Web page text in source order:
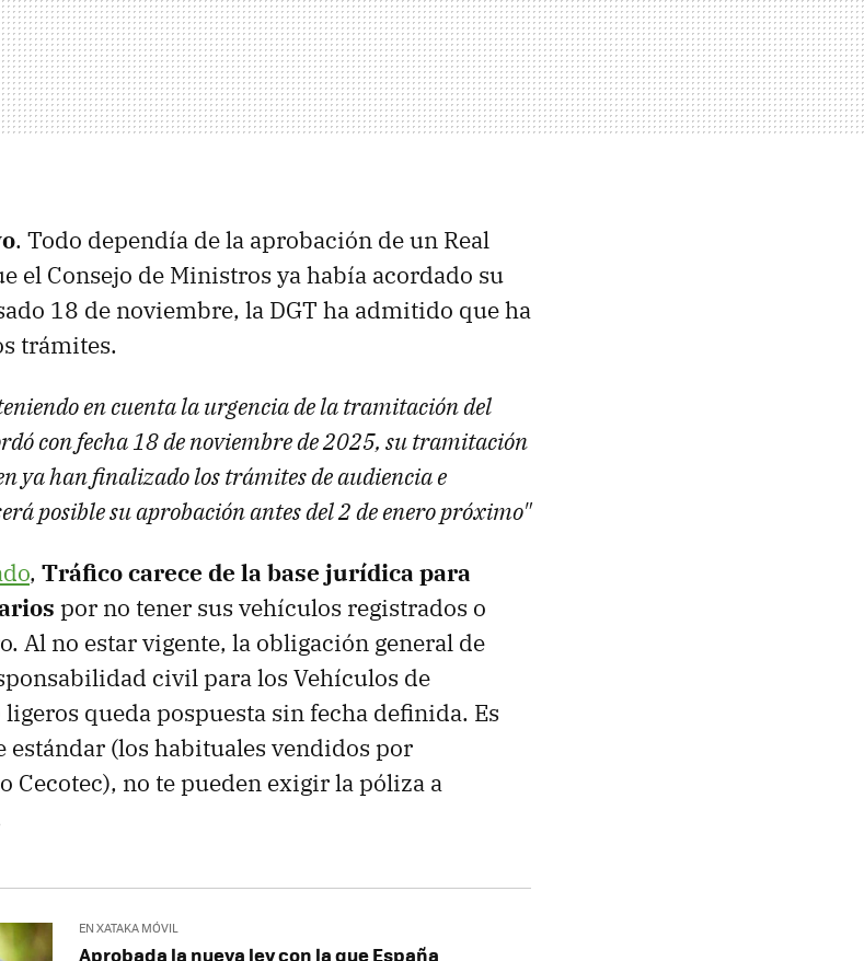
. Todo dependía de la aprobación de un Real
el Consejo de Ministros ya había acordado su
18 de noviembre, la DGT ha admitido que ha
trámites.
en cuenta la urgencia de la tramitación del
con fecha 18 de noviembre de 2025, su tramitación
ya han finalizado los trámites de audiencia e
posible su aprobación antes del 2 de enero próximo"
, Tráfico carece de la base jurídica para
por no tener sus vehículos registrados o
Al no estar vigente, la obligación general de
civil para los Vehículos de
queda pospuesta sin fecha definida. Es
estándar (los habituales vendidos por
Cecotec), no te pueden exigir la póliza a
EN XATAKA MÓVIL
Aprobada la nueva ley con la que España